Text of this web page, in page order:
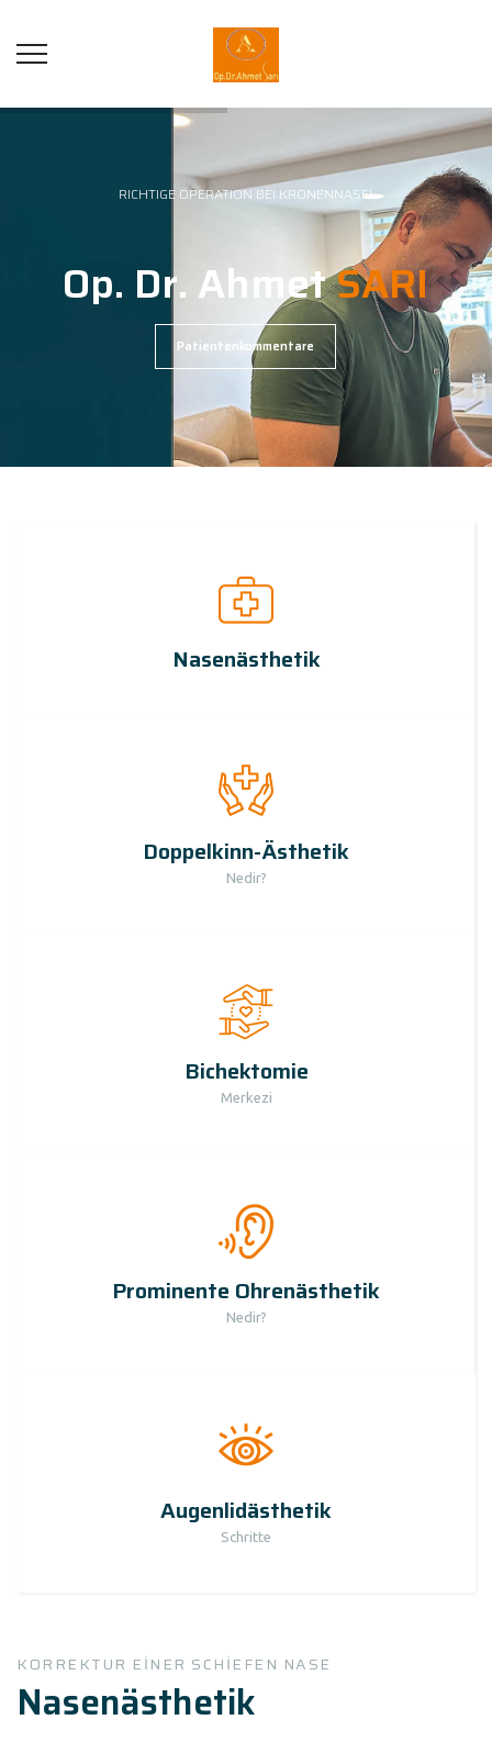
RICHTIGE OPERATION BEI KRONENNASE!
Op. Dr. AhmetSARI
Patientenkommentare
Nasenästhetik
Doppelkinn-Ästhetik
Nedir?
Bichektomie
Merkezi
Prominente Ohrenästhetik
Nedir?
Augenlidästhetik
Schritte
KORREKTUR EINER SCHIEFEN NASE
Nasenästhetik